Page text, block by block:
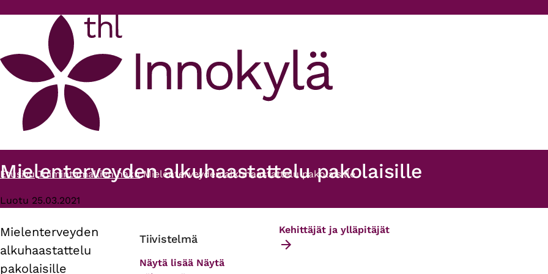
Murupolku
Etusivu Toimintamallien haku Mielenterveyden alkuhaastattelu pakolaisille
Mielenterveyden alkuhaastattelu pakolaisille
Luotu 25.03.2021
Primary
tabs
Mielenterveyden
alkuhaastattelu
pakolaisille
Tiivistelmä
Näytä lisää Näytä
Kehittäjät ja ylläpitäjät